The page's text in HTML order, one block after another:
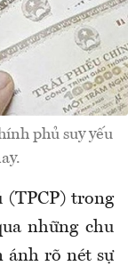
phủ suy yếu
trong
những chu
ánh rõ nét sự